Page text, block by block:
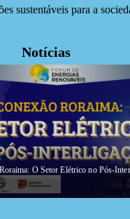
sustentáveis para a
Notícias
O Setor Elétrico no Pós-